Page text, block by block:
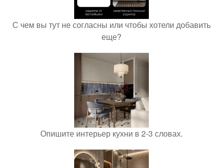
С чем вы тут не согласны или чтобы хотели добавить
еще?
Опишите интерьер кухни в 2-3 словах.